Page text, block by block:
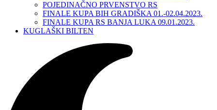
POJEDINAČNO PRVENSTVO RS
FINALE KUPA BIH GRADIŠKA 01.-02.04.2023.
FINALE KUPA RS BANJA LUKA 09.01.2023.
KUGLAŠKI BILTEN